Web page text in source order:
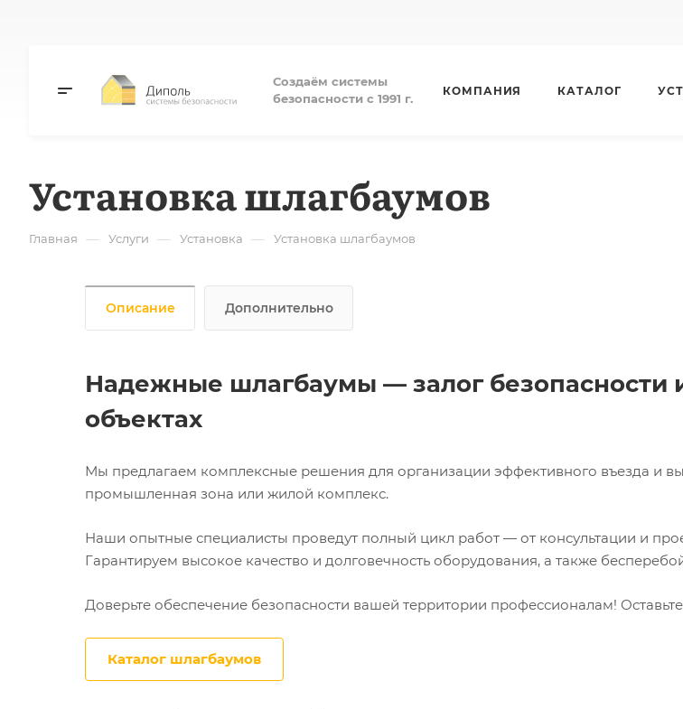
Создаём системы
безопасности с 1991 г.
КОМПАНИЯ КАТАЛОГ
Установка шлагбаумов
Главная — Услуги — Установка — Установка шлагбаумов
Описание Дополнительно
Надежные шлагбаумы — залог безопасности
объектах
Мы предлагаем комплексные решения для организации эффективного въезда и
промышленная зона или жилой комплекс.
Наши опытные специалисты проведут полный цикл работ — от консультации и
Гарантируем высокое качество и долговечность оборудования, а также
Доверьте обеспечение безопасности вашей территории профессионалам!
Каталог шлагбаумов